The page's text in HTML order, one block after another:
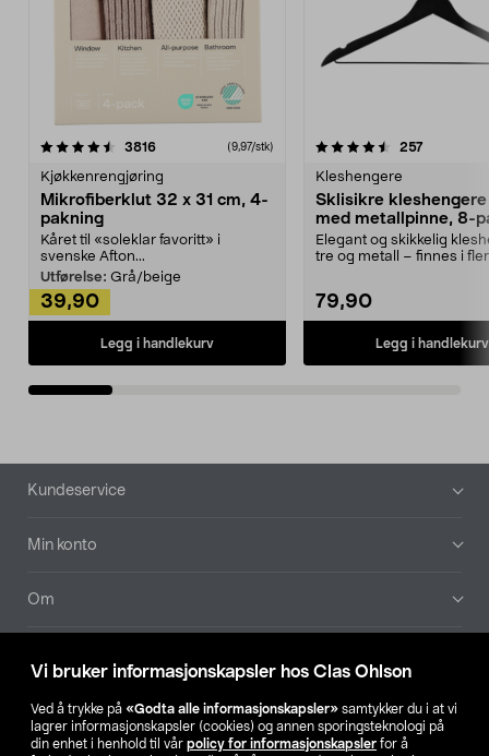
Vi bruker informasjonskapsler hos Clas Ohlson
Ved å trykke på «Godta alle informasjonskapsler» samtykker du i at vi
lagrer informasjonskapsler (cookies) og annen sporingsteknologi på
din enhet i henhold til vår policy for informasjonskapsler for å
3816anmeldelser(9,97/stk)
Kjøkkenrengjøring
Mikrofiberklut 32 x 31 cm, 4-
pakning
Kåret til «soleklar favoritt» i
svenske Afton...
Utførelse: Grå/beige
39,90
Legg i handlekurv
4.5av 5 stjerner 257
Kleshengere
Sklisikre
med metallpinne, 8-
Elegant og skikkelig
tre og metall – finnes i
79,90
Legg i handlekurv
4.5av 5 stjerner
Bunntekst
Kundeservice
Min konto
Om
Våre selskaper